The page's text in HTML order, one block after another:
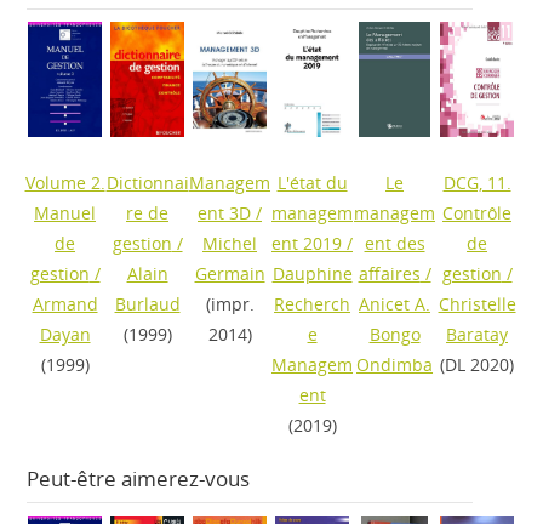
Volume 2.
Manuel
de
gestion /
Armand
Dayan
(1999)
Dictionnai
re de
gestion /
Alain
Burlaud
(1999)
Managem
ent 3D /
Michel
Germain
(impr.
2014)
L'état du
managem
ent 2019 /
Dauphine
Recherch
e
Managem
ent
(2019)
Le
managem
ent des
affaires /
Anicet A.
Bongo
Ondimba
DCG, 11.
Contrôle
de
gestion /
Christelle
Baratay
(DL 2020)
Peut-être aimerez-vous